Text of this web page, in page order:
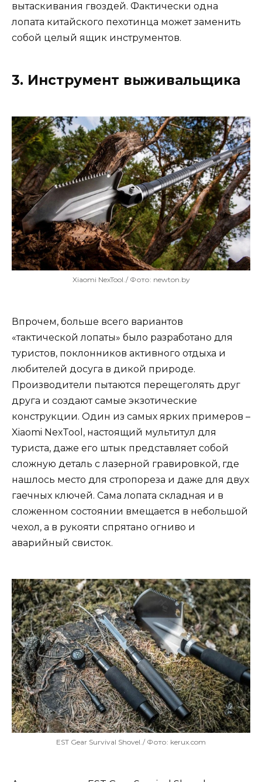
вытаскивания гвоздей. Фактически одна
лопата китайского пехотинца может заменить
собой целый ящик инструментов.
3. Инструмент выживальщика
Xiaomi NexTool./ Фото: newton.by
Впрочем, больше всего вариантов
«тактической лопаты» было разработано для
туристов, поклонников активного отдыха и
любителей досуга в дикой природе.
Производители пытаются перещеголять друг
друга и создают самые экзотические
конструкции. Один из самых ярких примеров –
Xiaomi NexTool, настоящий мультитул для
туриста, даже его штык представляет собой
сложную деталь с лазерной гравировкой, где
нашлось место для стропореза и даже для двух
гаечных ключей. Сама лопата складная и в
сложенном состоянии вмещается в небольшой
чехол, а в рукояти спрятано огниво и
аварийный свисток.
EST Gear Survival Shovel./ Фото: kerux.com